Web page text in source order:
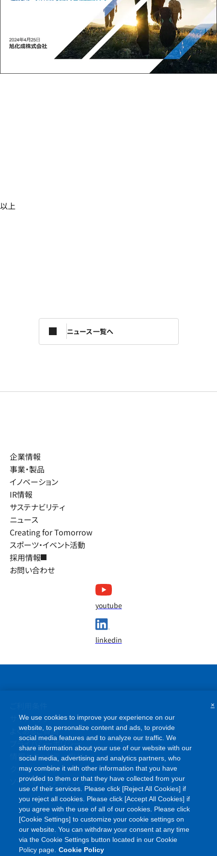
以上
ニュース一覧へ
企業情報
事業・製品
イノベーション
IR情報
サステナビリティ
ニュース
Creating for Tomorrow
スポーツ・イベント活動
採用情報
お問い合わせ
youtube
linkedin
サイトマップ
よくあるご質問
プライバシーポリシー
情報セキュリティポリシー
クッキーポリシー
ソーシャルメディアポリシー
Copyright©Asahi Kasei Corporation. All rights reserved
We use cookies to improve your experience on our
website, to personalize content and ads, to provide
social media features and to analyze our traffic. We
share information about your use of our website with our
social media, advertising and analytics partners, who
may combine it with other information that you have
provided to them or that they have collected from your
use of their services. Please click [Reject All Cookies] if
you reject all cookies. Please click [Accept All Cookies] if
you agree with the use of all of our cookies. Please click
[Cookie Settings] to customize your cookie settings on
our website. You can withdraw your consent at any time
via the Cookie Settings button located in our Cookie
Policy page. Cookie Policy
×